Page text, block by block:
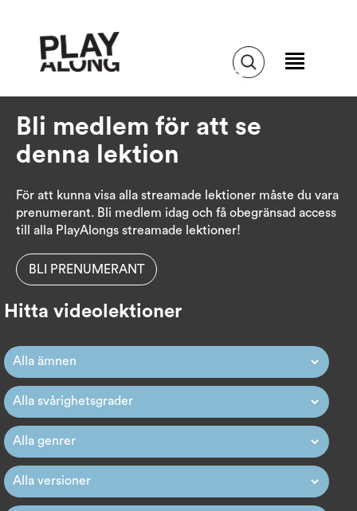
Bli medlem för att se
denna lektion
För att kunna visa alla streamade lektioner måste du vara
prenumerant. Bli medlem idag och få obegränsad access
till alla PlayAlongs streamade lektioner!
BLI PRENUMERANT
Hitta videolektioner